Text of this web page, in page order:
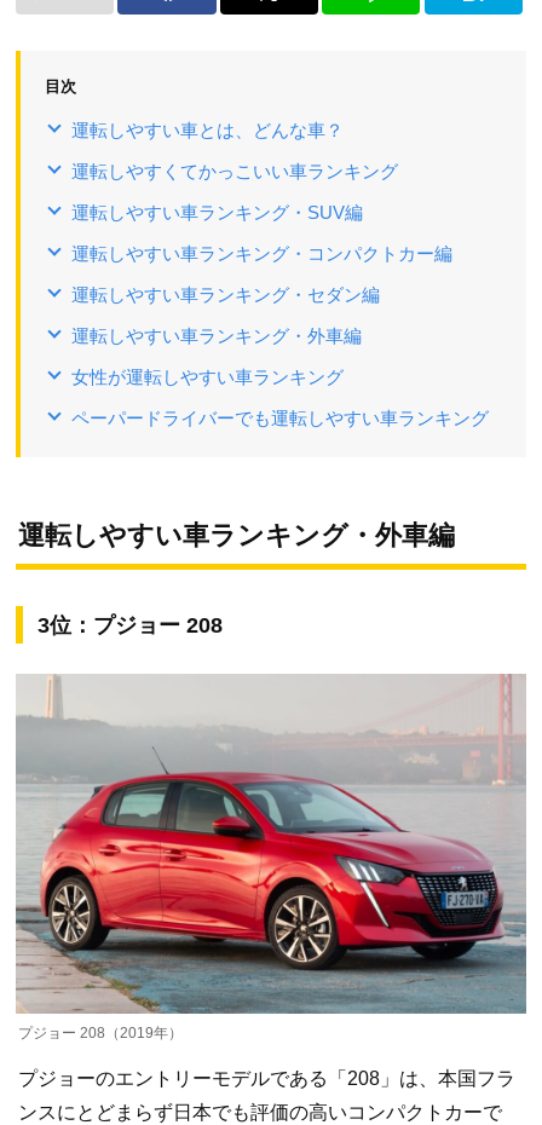
目次
運転しやすい車とは、どんな車？
運転しやすくてかっこいい車ランキング
運転しやすい車ランキング・SUV編
運転しやすい車ランキング・コンパクトカー編
運転しやすい車ランキング・セダン編
運転しやすい車ランキング・外車編
女性が運転しやすい車ランキング
ペーパードライバーでも運転しやすい車ランキング
運転しやすい車ランキング・外車編
3位：プジョー 208
プジョー 208（2019年）
プジョーのエントリーモデルである「208」は、本国フラ
ンスにとどまらず日本でも評価の高いコンパクトカーで